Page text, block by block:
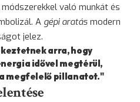
való munkát és
A gépi aratás modern
jelez.
arra, hogy
idővel megtérül,
megfelelő pillanatot."